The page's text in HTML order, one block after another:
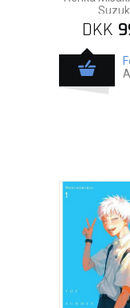
DKK